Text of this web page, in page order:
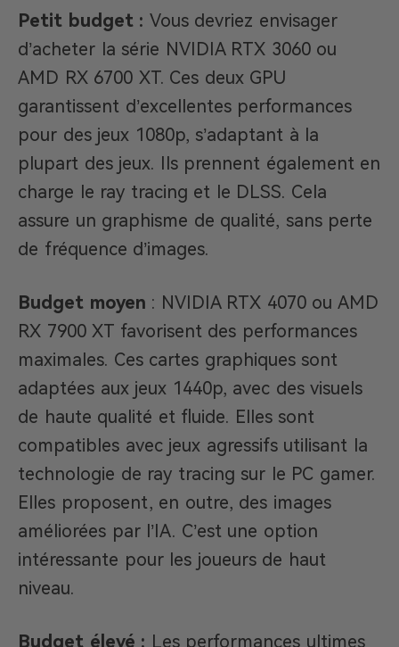
Petit budget : Vous devriez envisager
d’acheter la série NVIDIA RTX 3060 ou
AMD RX 6700 XT. Ces deux GPU
garantissent d’excellentes performances
pour des jeux 1080p, s’adaptant à la
plupart des jeux. Ils prennent également en
charge le ray tracing et le DLSS. Cela
assure un graphisme de qualité, sans perte
de fréquence d’images.
Budget moyen : NVIDIA RTX 4070 ou AMD
RX 7900 XT favorisent des performances
maximales. Ces cartes graphiques sont
adaptées aux jeux 1440p, avec des visuels
de haute qualité et fluide. Elles sont
compatibles avec jeux agressifs utilisant la
technologie de ray tracing sur le PC gamer.
Elles proposent, en outre, des images
améliorées par l’IA. C’est une option
intéressante pour les joueurs de haut
niveau.
Budget élevé : Les performances ultimes